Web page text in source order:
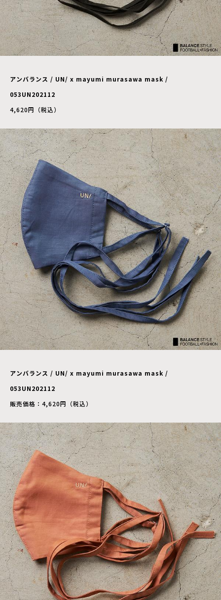
アンバランス / UN/ x mayumi murasawa mask /
053UN202112
4,620円（税込）
アンバランス / UN/ x mayumi murasawa mask /
053UN202112
販売価格：4,620円（税込）